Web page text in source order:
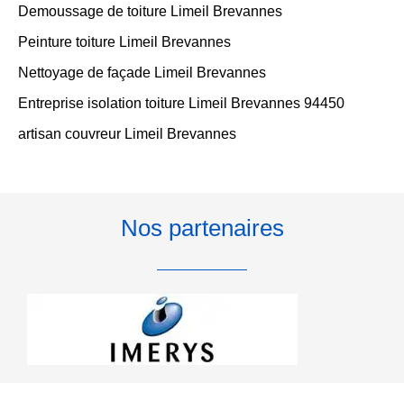
Demoussage de toiture Limeil Brevannes
Peinture toiture Limeil Brevannes
Nettoyage de façade Limeil Brevannes
Entreprise isolation toiture Limeil Brevannes 94450
artisan couvreur Limeil Brevannes
Nos partenaires